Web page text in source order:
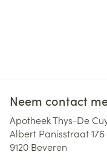
Neem contact
Apotheek Thys-De
Albert Panisstraat 176
9120 Beveren